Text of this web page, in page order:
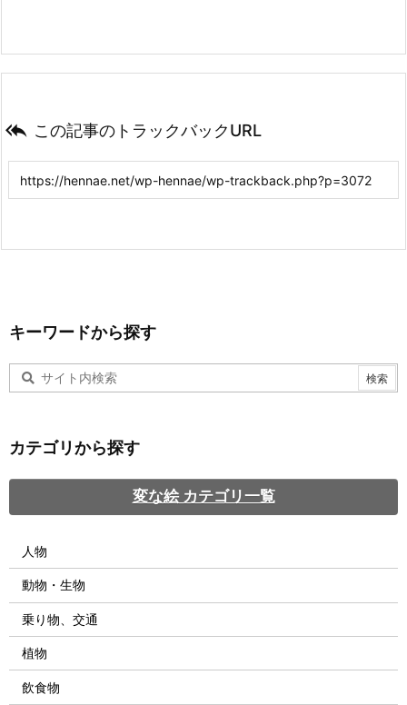
 この記事のトラックバックURL
キーワードから探す
カテゴリから探す
変な絵 カテゴリ一覧
人物
動物・生物
乗り物、交通
植物
飲食物